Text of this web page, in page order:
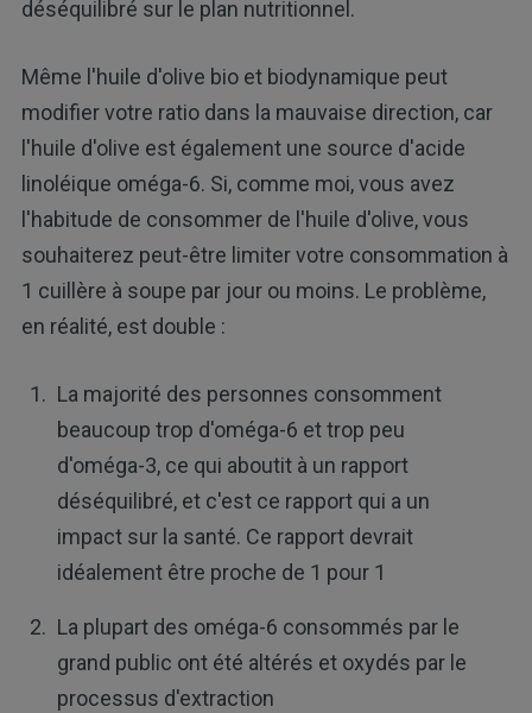
déséquilibré sur le plan nutritionnel.
Même l'huile d'olive bio et biodynamique peut
modifier votre ratio dans la mauvaise direction, car
l'huile d'olive est également une source d'acide
linoléique oméga-6. Si, comme moi, vous avez
l'habitude de consommer de l'huile d'olive, vous
souhaiterez peut-être limiter votre consommation à
1 cuillère à soupe par jour ou moins. Le problème,
en réalité, est double :
La majorité des personnes consomment
beaucoup trop d'oméga-6 et trop peu
d'oméga-3, ce qui aboutit à un rapport
déséquilibré, et c'est ce rapport qui a un
impact sur la santé. Ce rapport devrait
idéalement être proche de 1 pour 1
La plupart des oméga-6 consommés par le
grand public ont été altérés et oxydés par le
processus d'extraction